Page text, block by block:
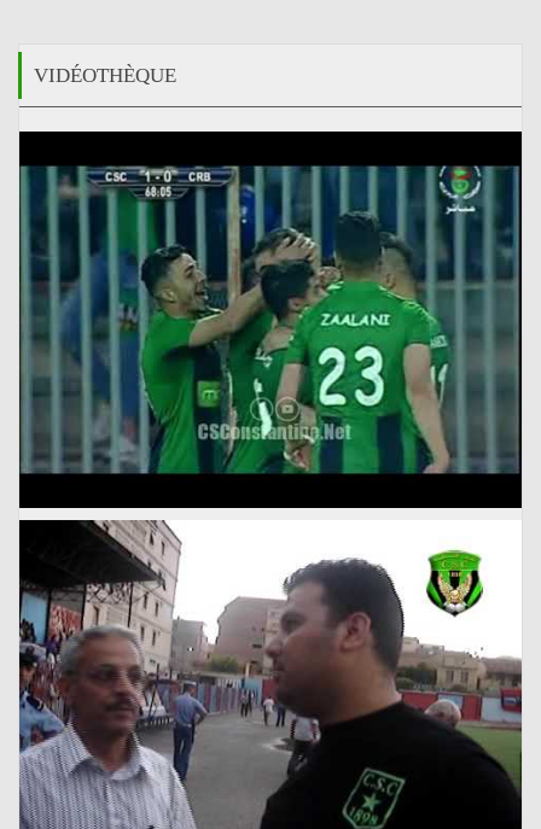
VIDÉOTHÈQUE